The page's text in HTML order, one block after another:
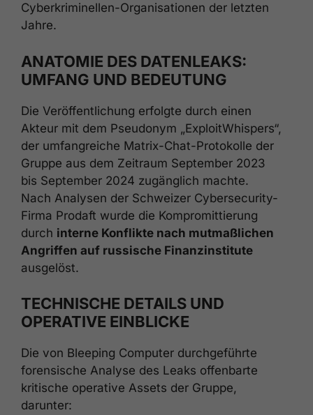
Cyberkriminellen-Organisationen der letzten
Jahre.
ANATOMIE DES DATENLEAKS:
UMFANG UND BEDEUTUNG
Die Veröffentlichung erfolgte durch einen
Akteur mit dem Pseudonym „ExploitWhispers“,
der umfangreiche Matrix-Chat-Protokolle der
Gruppe aus dem Zeitraum September 2023
bis September 2024 zugänglich machte.
Nach Analysen der Schweizer Cybersecurity-
Firma Prodaft wurde die Kompromittierung
durch interne Konflikte nach mutmaßlichen
Angriffen auf russische Finanzinstitute
ausgelöst.
TECHNISCHE DETAILS UND
OPERATIVE EINBLICKE
Die von Bleeping Computer durchgeführte
forensische Analyse des Leaks offenbarte
kritische operative Assets der Gruppe,
darunter: